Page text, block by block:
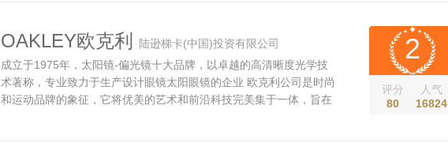
OAKLEY欧克利
陆逊梯卡(中国)投资有限公司
成立于1975年，太阳镜-偏光镜十大品牌，以卓越的高清晰度光学技
术著称，专业致力于生产设计眼镜太阳眼镜的企业 欧克利公司是时尚
和运动品牌的象征，它将优美的艺术和前沿科技完美集于一体，旨在
2
评分
80
人气
16824